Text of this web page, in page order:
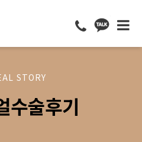
STORY
수술후기